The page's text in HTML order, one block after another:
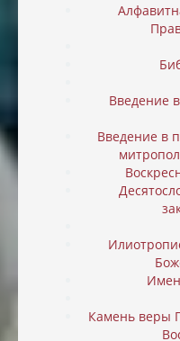
Введение
Введение в
Камень веры